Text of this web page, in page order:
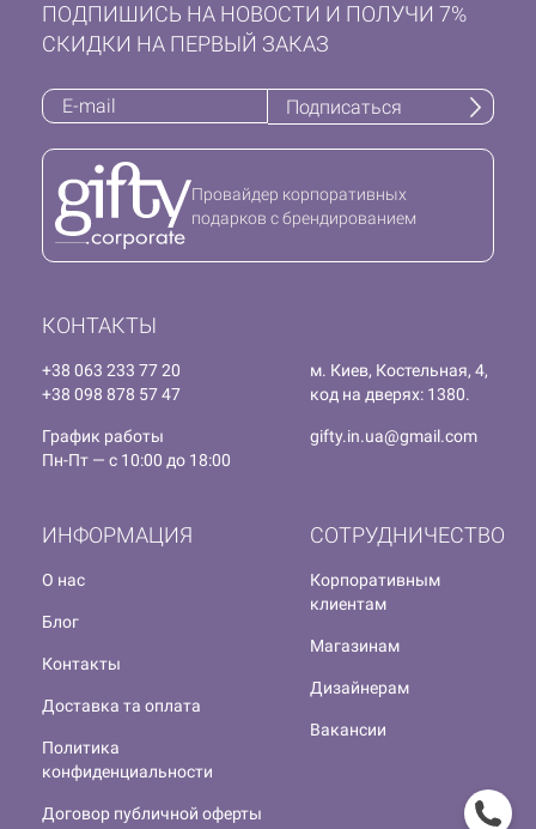
КОНТАКТЫ
+38 063 233 77 20
+38 098 878 57 47
м. Киев, Костельная, 4,
код на дверях: 1380.
График работы
Пн-Пт — с 10:00 до 18:00
gifty.in.ua@gmail.com
СОТРУДНИЧЕСТВО
Корпоративным
клиентам
Магазинам
Дизайнерам
Вакансии
ИНФОРМАЦИЯ
О нас
Блог
Контакты
Доставка та оплата
Политика
конфиденциальности
Договор публичной оферты
ПОДПИШИСЬ НА НОВОСТИ И ПОЛУЧИ 7%
СКИДКИ НА ПЕРВЫЙ ЗАКАЗ
Подписаться
Провайдер корпоративных
подарков с брендированием